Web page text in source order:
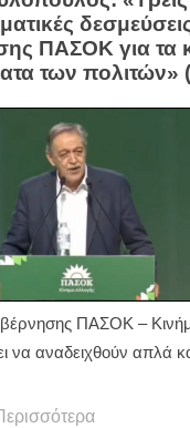
ΠΑΣΟΚ για τα
των πολιτών»
ΠΑΣΟΚ –
να αναδειχθούν απλά